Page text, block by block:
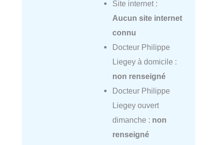
Site internet :
Aucun site internet
connu
Docteur Philippe
Liegey à domicile :
non renseigné
Docteur Philippe
Liegey ouvert
dimanche : non
renseigné